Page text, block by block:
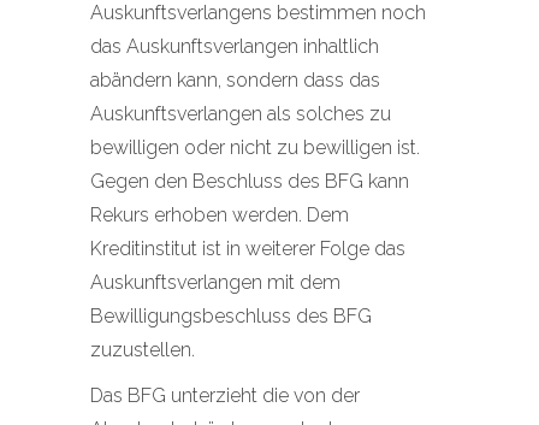
Auskunftsverlangens bestimmen noch
das Auskunftsverlangen inhaltlich
abändern kann, sondern dass das
Auskunftsverlangen als solches zu
bewilligen oder nicht zu bewilligen ist.
Gegen den Beschluss des BFG kann
Rekurs erhoben werden. Dem
Kreditinstitut ist in weiterer Folge das
Auskunftsverlangen mit dem
Bewilligungsbeschluss des BFG
zuzustellen.
Das BFG unterzieht die von der